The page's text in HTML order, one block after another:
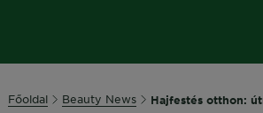
Főoldal Beauty News Hajfestés otthon: